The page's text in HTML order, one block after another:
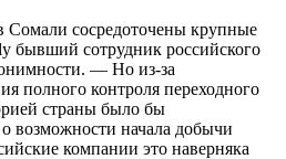
Сомали сосредоточены крупные
бывший сотрудник российского
— Но из-за
полного контроля переходного
страны было бы
возможности начала добычи
компании это наверняка